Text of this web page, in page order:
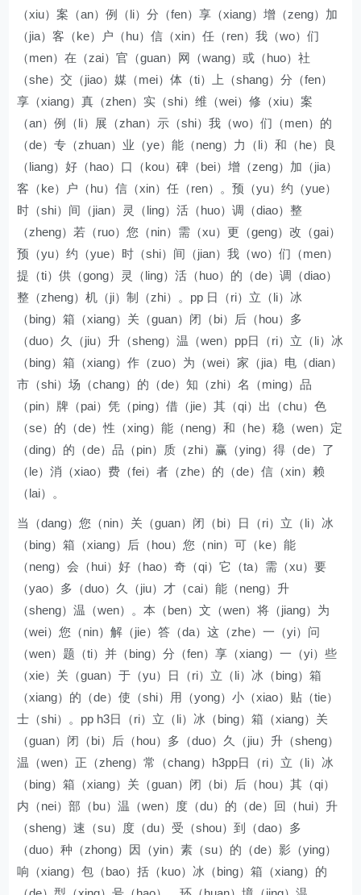
（xiu）案（an）例（li）分（fen）享（xiang）增（zeng）加
（jia）客（ke）户（hu）信（xin）任（ren）我（wo）们
（men）在（zai）官（guan）网（wang）或（huo）社
（she）交（jiao）媒（mei）体（ti）上（shang）分（fen）
享（xiang）真（zhen）实（shi）维（wei）修（xiu）案
（an）例（li）展（zhan）示（shi）我（wo）们（men）的
（de）专（zhuan）业（ye）能（neng）力（li）和（he）良
（liang）好（hao）口（kou）碑（bei）增（zeng）加（jia）
客（ke）户（hu）信（xin）任（ren）。预（yu）约（yue）
时（shi）间（jian）灵（ling）活（huo）调（diao）整
（zheng）若（ruo）您（nin）需（xu）更（geng）改（gai）
预（yu）约（yue）时（shi）间（jian）我（wo）们（men）
提（ti）供（gong）灵（ling）活（huo）的（de）调（diao）
整（zheng）机（ji）制（zhi）。pp 日（ri）立（li）冰
（bing）箱（xiang）关（guan）闭（bi）后（hou）多
（duo）久（jiu）升（sheng）温（wen）pp日（ri）立（li）冰
（bing）箱（xiang）作（zuo）为（wei）家（jia）电（dian）
市（shi）场（chang）的（de）知（zhi）名（ming）品
（pin）牌（pai）凭（ping）借（jie）其（qi）出（chu）色
（se）的（de）性（xing）能（neng）和（he）稳（wen）定
（ding）的（de）品（pin）质（zhi）赢（ying）得（de）了
（le）消（xiao）费（fei）者（zhe）的（de）信（xin）赖
（lai）。
当（dang）您（nin）关（guan）闭（bi）日（ri）立（li）冰
（bing）箱（xiang）后（hou）您（nin）可（ke）能
（neng）会（hui）好（hao）奇（qi）它（ta）需（xu）要
（yao）多（duo）久（jiu）才（cai）能（neng）升
（sheng）温（wen）。本（ben）文（wen）将（jiang）为
（wei）您（nin）解（jie）答（da）这（zhe）一（yi）问
（wen）题（ti）并（bing）分（fen）享（xiang）一（yi）些
（xie）关（guan）于（yu）日（ri）立（li）冰（bing）箱
（xiang）的（de）使（shi）用（yong）小（xiao）贴（tie）
士（shi）。pp h3日（ri）立（li）冰（bing）箱（xiang）关
（guan）闭（bi）后（hou）多（duo）久（jiu）升（sheng）
温（wen）正（zheng）常（chang）h3pp日（ri）立（li）冰
（bing）箱（xiang）关（guan）闭（bi）后（hou）其（qi）
内（nei）部（bu）温（wen）度（du）的（de）回（hui）升
（sheng）速（su）度（du）受（shou）到（dao）多
（duo）种（zhong）因（yin）素（su）的（de）影（ying）
响（xiang）包（bao）括（kuo）冰（bing）箱（xiang）的